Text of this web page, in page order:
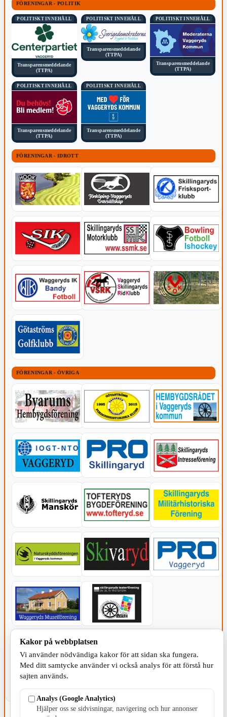
FÖRENINGAR - POLITIK
POLITISKT INNEHÅLL
Transparensmeddelande
(TTPA)
POLITISKT INNEHÅLL
Transparensmeddelande
(TTPA)
POLITISKT INNEHÅLL
Transparensmeddelande
(TTPA)
POLITISKT INNEHÅLL
Transparensmeddelande
(TTPA)
POLITISKT INNEHÅLL
Transparensmeddelande
(TTPA)
FÖRENINGAR - IDROTT
FÖRENINGAR - ÖVRIGA
KOMMUNEN
Kakor på webbplatsen
Vi använder nödvändiga kakor för att sidan ska fungera.
Med ditt samtycke använder vi också analys för att förstå hur
sajten används.
Analys (Google Analytics)
Hjälper oss se sidvisningar, navigering och hur annonser